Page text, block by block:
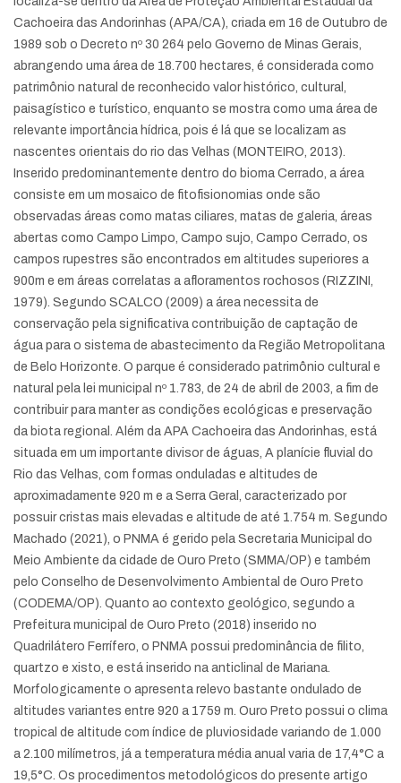
Cachoeira das Andorinhas (APA/CA), criada em 16 de Outubro de
1989 sob o Decreto nº 30 264 pelo Governo de Minas Gerais,
abrangendo uma área de 18.700 hectares, é considerada como
patrimônio natural de reconhecido valor histórico, cultural,
paisagístico e turístico, enquanto se mostra como uma área de
relevante importância hídrica, pois é lá que se localizam as
nascentes orientais do rio das Velhas (MONTEIRO, 2013).
Inserido predominantemente dentro do bioma Cerrado, a área
consiste em um mosaico de fitofisionomias onde são
observadas áreas como matas ciliares, matas de galeria, áreas
abertas como Campo Limpo, Campo sujo, Campo Cerrado, os
campos rupestres são encontrados em altitudes superiores a
900m e em áreas correlatas a afloramentos rochosos (RIZZINI,
1979). Segundo SCALCO (2009) a área necessita de
conservação pela significativa contribuição de captação de
água para o sistema de abastecimento da Região Metropolitana
de Belo Horizonte. O parque é considerado patrimônio cultural e
natural pela lei municipal nº 1.783, de 24 de abril de 2003, a fim de
contribuir para manter as condições ecológicas e preservação
da biota regional. Além da APA Cachoeira das Andorinhas, está
situada em um importante divisor de águas, A planície fluvial do
Rio das Velhas, com formas onduladas e altitudes de
aproximadamente 920 m e a Serra Geral, caracterizado por
possuir cristas mais elevadas e altitude de até 1.754 m. Segundo
Machado (2021), o PNMA é gerido pela Secretaria Municipal do
Meio Ambiente da cidade de Ouro Preto (SMMA/OP) e também
pelo Conselho de Desenvolvimento Ambiental de Ouro Preto
(CODEMA/OP). Quanto ao contexto geológico, segundo a
Prefeitura municipal de Ouro Preto (2018) inserido no
Quadrilátero Ferrífero, o PNMA possui predominância de filito,
quartzo e xisto, e está inserido na anticlinal de Mariana.
Morfologicamente o apresenta relevo bastante ondulado de
altitudes variantes entre 920 a 1759 m. Ouro Preto possui o clima
tropical de altitude com índice de pluviosidade variando de 1.000
a 2.100 milímetros, já a temperatura média anual varia de 17,4°C a
19,5°C. Os procedimentos metodológicos do presente artigo